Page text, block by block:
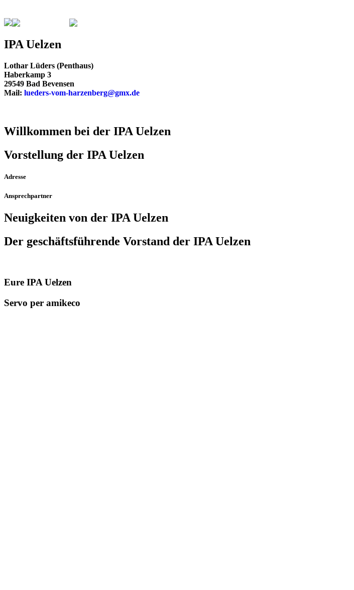
IPA Uelzen
Lothar Lüders (Penthaus)
Haberkamp 3
29549 Bad Bevensen
Mail: lueders-vom-harzenberg@gmx.de
Willkommen bei der IPA Uelzen
Vorstellung der IPA Uelzen
Adresse
Ansprechpartner
Neuigkeiten von der IPA Uelzen
Der geschäfts­führende Vorstand der IPA Uelzen
Eure IPA Uelzen
Servo per amikeco